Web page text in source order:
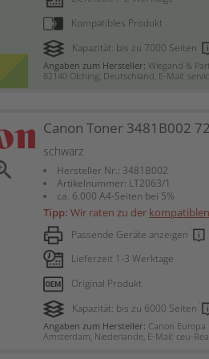
Kompatibles Produkt
Kapazität: bis zu 7000 Seiten
Angaben zum Hersteller: Wiegand &
82140 Olching, Deutschland, E-Mail:
Canon Toner 3481B002
schwarz
Hersteller Nr.: 3481B002
Artikelnummer: LT2063/1
ca. 6.000 A4-Seiten bei 5%
Tipp: Wir raten zu der kompatiblen
Passende Geräte anzeigen
Lieferzeit 1-3 Werktage
Original Produkt
Kapazität: bis zu 6000 Seiten
Angaben zum Hersteller: Canon Europa
Amsterdam, Niederlande, E-Mail: ceu-